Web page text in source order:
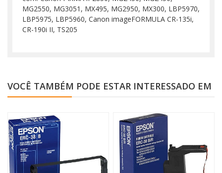
MG2550, MG3051, MX495, MG2950, MX300, LBP5970,
LBP5975, LBP5960, Canon imageFORMULA CR-135i,
CR-190i II, TS205
VOCÊ TAMBÉM PODE ESTAR INTERESSADO EM